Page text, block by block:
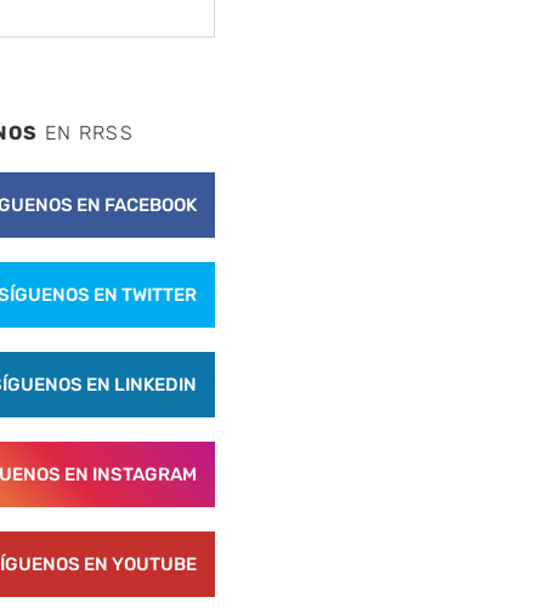
EN RRSS
EN FACEBOOK
EN TWITTER
EN LINKEDIN
EN INSTAGRAM
EN YOUTUBE